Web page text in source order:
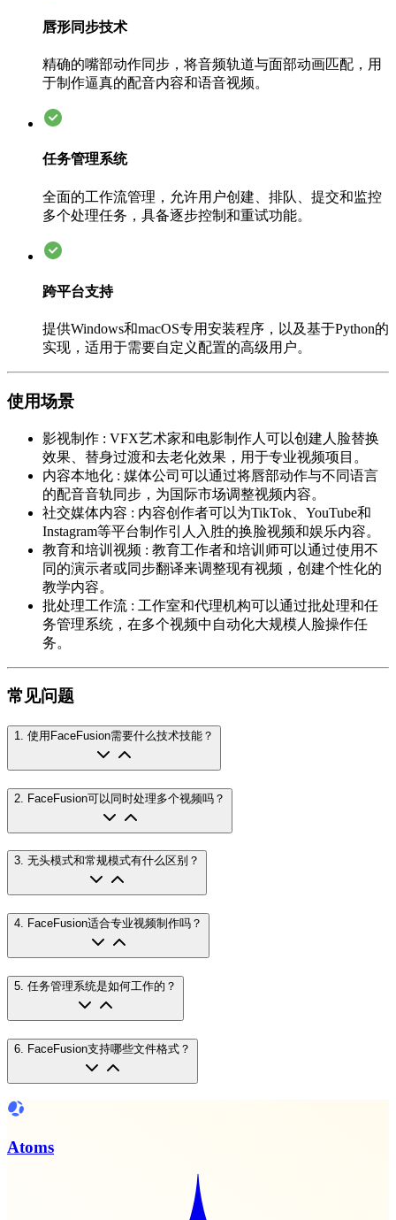
唇形同步技术
精确的嘴部动作同步，将音频轨道与面部动画匹配，用
于制作逼真的配音内容和语音视频。
任务管理系统
全面的工作流管理，允许用户创建、排队、提交和监控
多个处理任务，具备逐步控制和重试功能。
跨平台支持
提供Windows和macOS专用安装程序，以及基于Python的
实现，适用于需要自定义配置的高级用户。
使用场景
影视制作 : VFX艺术家和电影制作人可以创建人脸替换
效果、替身过渡和去老化效果，用于专业视频项目。
内容本地化 : 媒体公司可以通过将唇部动作与不同语言
的配音音轨同步，为国际市场调整视频内容。
社交媒体内容 : 内容创作者可以为TikTok、YouTube和
Instagram等平台制作引人入胜的换脸视频和娱乐内容。
教育和培训视频 : 教育工作者和培训师可以通过使用不
同的演示者或同步翻译来调整现有视频，创建个性化的
教学内容。
批处理工作流 : 工作室和代理机构可以通过批处理和任
务管理系统，在多个视频中自动化大规模人脸操作任
务。
常见问题
1 使用FaceFusion需要什么技术技能？
2 FaceFusion可以同时处理多个视频吗？
3. 无头模式和常规模式有什么区别？
4. FaceFusion适合专业视频制作吗？
5 任务管理系统是如何工作的？
6 FaceFusion支持哪些文件格式？
Atoms